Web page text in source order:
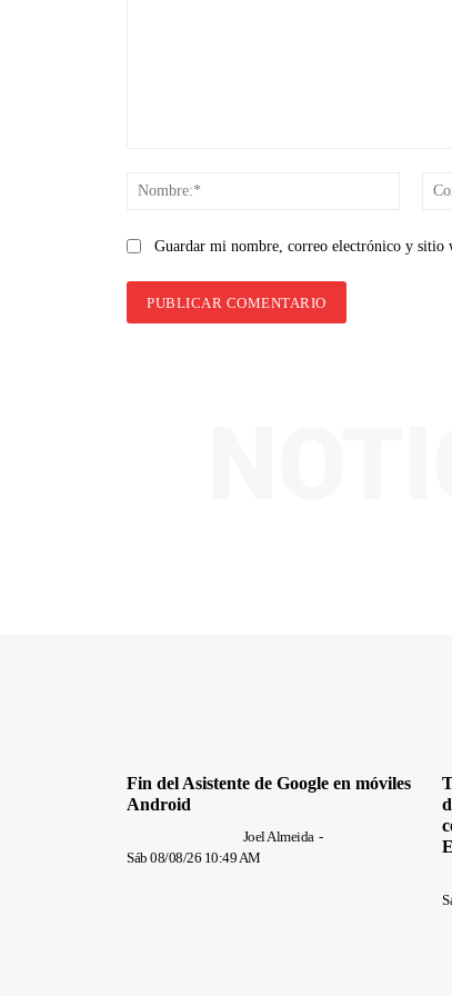
Guardar mi nombre, correo electrónico y sitio
Fin del Asistente de Google en móviles
Android
Joel Almeida -
Sáb 08/08/26 10:49 AM